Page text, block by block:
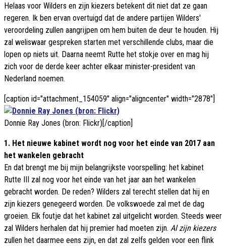
Helaas voor Wilders en zijn kiezers betekent dit niet dat ze gaan
regeren. Ik ben ervan overtuigd dat de andere partijen Wilders'
veroordeling zullen aangrijpen om hem buiten de deur te houden. Hij
zal weliswaar gespreken starten met verschillende clubs, maar die
lopen op niets uit. Daarna neemt Rutte het stokje over en mag hij
zich voor de derde keer achter elkaar minister-president van
Nederland noemen.
[caption id="attachment_154059" align="aligncenter" width="2878"]
Donnie Ray Jones (bron: Flickr)[/caption]
1. Het nieuwe kabinet wordt nog voor het einde van 2017 aan
het wankelen gebracht
En dat brengt me bij mijn belangrijkste voorspelling: het kabinet
Rutte III zal nog voor het einde van het jaar aan het wankelen
gebracht worden. De reden? Wilders zal terecht stellen dat hij en
zijn kiezers genegeerd worden. De volkswoede zal met de dag
groeien. Elk foutje dat het kabinet zal uitgelicht worden. Steeds weer
zal Wilders herhalen dat hij premier had moeten zijn. Al zijn kiezers
zullen het daarmee eens zijn, en dat zal zelfs gelden voor een flink